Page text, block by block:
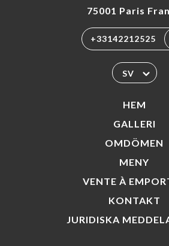
75001 Paris
+33142212525
SV
HEM
GALLERI
OMDÖMEN
MENY
VENTE À
KONTAKT
JURIDISKA